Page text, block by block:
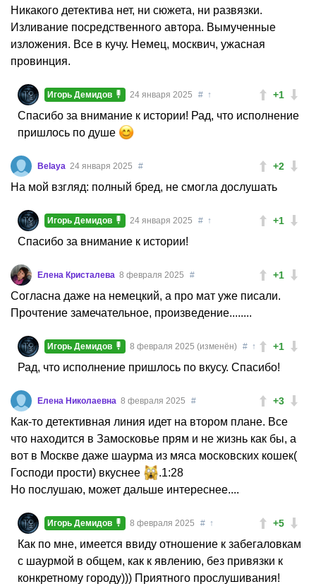
Никакого детектива нет, ни сюжета, ни развязки.
Изливание посредственного автора. Вымученные
изложения. Все в кучу. Немец, москвич, ужасная
провинция.
+1
Игорь Демидов 24 января 2025 # ↑
Спасибо за внимание к истории! Рад, что исполнение
пришлось по душе
+2
Belaya 24 января 2025 #
На мой взгляд: полный бред, не смогла дослушать
+1
Игорь Демидов 24 января 2025 # ↑
Спасибо за внимание к истории!
+1
Елена Кристалева 8 февраля 2025 #
Согласна даже на немецкий, а про мат уже писали.
Прочтение замечательное, произведение........
+1
Игорь Демидов 8 февраля 2025 (изменён) # ↑
Рад, что исполнение пришлось по вкусу. Спасибо!
+3
Елена Николаевна 8 февраля 2025 #
Как-то детективная линия идет на втором плане. Все
что находится в Замосковье прям и не жизнь как бы, а
вот в Москве даже шаурма из мяса московских кошек(
Господи прости) вкуснее
.1:28
Но послушаю, может дальше интереснее....
+5
Игорь Демидов 8 февраля 2025 # ↑
Как по мне, имеется ввиду отношение к забегаловкам
с шаурмой в общем, как к явлению, без привязки к
конкретному городу))) Приятного прослушивания!